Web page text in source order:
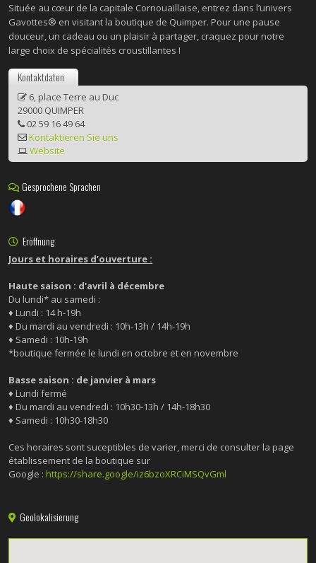
Située au cœur de la capitale Cornouaillaise, entrez dans l’univers
Gavottes® en visitant la boutique de Quimper. Pour une pause
douceur, un cadeau ou un plaisir à partager, craquez pour notre
large choix de spécialités croustillantes !
Kontaktdaten
6, place Terre au Duc
29000 QUIMPER
02 59 16 49 64
Kontaktieren Sie uns
Website
Gesprochene Sprachen
Eröffnung
Jours et horaires d’ouverture :
Haute saison : d'avril à décembre
Du lundi* au samedi :
♦ Lundi : 14 h-19h
♦ Du mardi au vendredi : 10h-13h / 14h-19h
♦ Samedi : 10h-19h
*boutique fermée le lundi en octobre et en novembre
Basse saison : de janvier à mars
♦ Lundi fermé
♦ Du mardi au vendredi : 10h30-13h / 14h-18h30
♦ Samedi : 10h30-18h30
Ces horaires sont suceptibles de varier, merci de consulter la page
établissement de la boutique sur
Google : https://share.google/iz6bzoXRCiMSQvGml
Geolokalisierung